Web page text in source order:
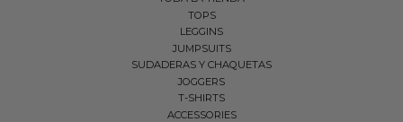
TOPS
LEGGINS
JUMPSUITS
SUDADERAS Y CHAQUETAS
JOGGERS
T-SHIRTS
ACCESSORIES